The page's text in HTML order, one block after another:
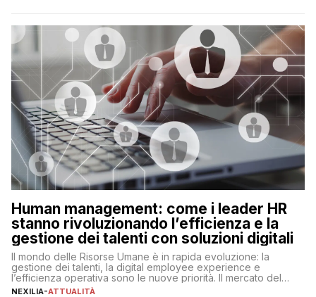
operazioni, bensì comporta […]
Human management: come i leader HR
stanno rivoluzionando l’efficienza e la
gestione dei talenti con soluzioni digitali
Il mondo delle Risorse Umane è in rapida evoluzione: la
gestione dei talenti, la digital employee experience e
l’efficienza operativa sono le nuove priorità. Il mercato del
lavoro, d’altra parte, è sempre più competitivo con una lotta
NEXILIA-ATTUALITÀ